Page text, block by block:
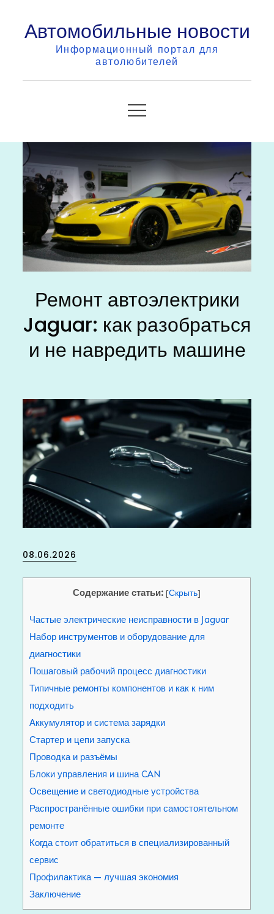
contentАвтомобильные новости
Информационный портал для
автолюбителей
Ремонт автоэлектрики
Jaguar: как разобраться
и не навредить машине
Posted
08.06.2026
Содержание статьи: [Скрыть]
Частые электрические неисправности в Jaguar
Набор инструментов и оборудование для
диагностики
Пошаговый рабочий процесс диагностики
Типичные ремонты компонентов и как к ним
подходить
Аккумулятор и система зарядки
Стартер и цепи запуска
Проводка и разъёмы
Блоки управления и шина CAN
Освещение и светодиодные устройства
Распространённые ошибки при самостоятельном
ремонте
Когда стоит обратиться в специализированный
сервис
Профилактика — лучшая экономия
Заключение